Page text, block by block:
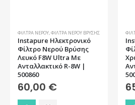
ΦΊΛΤΡΑ ΝΕΡΟΎ,ΦΊΛΤΡΑ ΝΕΡΟΎ ΒΡΎΣΗΣ
Instapure Ηλεκτρονικό
Φίλτρο Νερού Βρύσης
Λευκό F8W Ultra Με
Ανταλλακτικό R-8W |
500860
60,00 €